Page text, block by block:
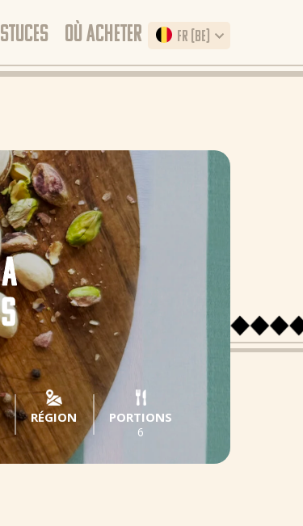
OÙ ACHETER FR (BE)
RÉGION PORTIONS
6